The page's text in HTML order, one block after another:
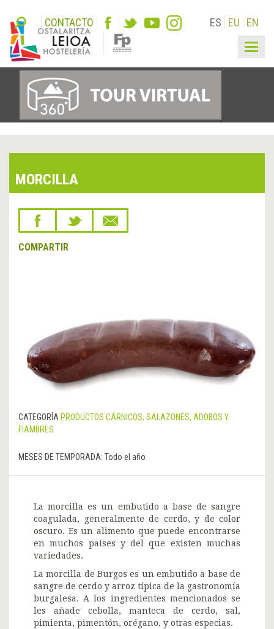
CONTACTO ES EU EN
MORCILLA
COMPARTIR
CATEGORÍA PRODUCTOS CÁRNICOS, SALAZONES, ADOBOS Y
FIAMBRES
MESES DE TEMPORADA: Todo el año
La morcilla es un embutido a base de sangre
coagulada, generalmente de cerdo, y de color
oscuro. Es un alimento que puede encontrarse
en muchos países y del que existen muchas
variedades.
La morcilla de Burgos es un embutido a base de
sangre de cerdo y arroz típica de la gastronomía
burgalesa. A los ingredientes mencionados se
les añade cebolla, manteca de cerdo, sal,
pimienta, pimentón, orégano, y otras especias.